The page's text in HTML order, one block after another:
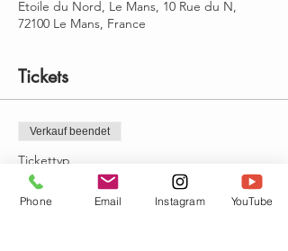
Etoile du Nord, Le Mans, 10 Rue du N,
72100 Le Mans, France
Tickets
Verkauf beendet
Tickettyp
Yin yoga, mercredi 20h10-21h10
Phone Email Instagram YouTube